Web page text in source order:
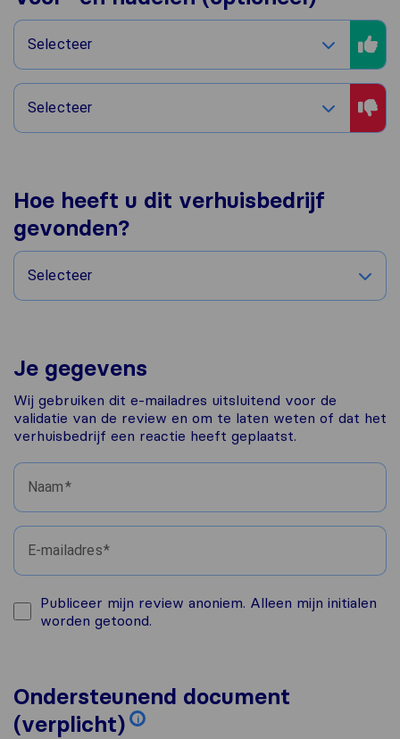
Selecteer
Selecteer
Hoe heeft u dit verhuisbedrijf
gevonden?
Selecteer
Je gegevens
Wij gebruiken dit e-mailadres uitsluitend voor de
validatie van de review en om te laten weten of dat het
verhuisbedrijf een reactie heeft geplaatst.
Naam
E-mailadres
Publiceer mijn review anoniem. Alleen mijn initialen
worden getoond.
Ondersteunend document
(verplicht)
i